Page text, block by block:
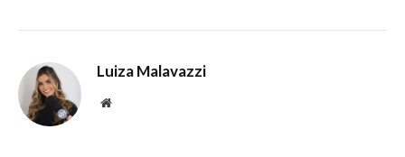
Luiza Malavazzi
Website